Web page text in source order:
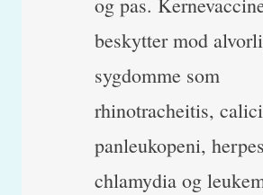
beskytter mod
sygdomme som
rhinotracheitis,
panleukopeni,
chlamydia og